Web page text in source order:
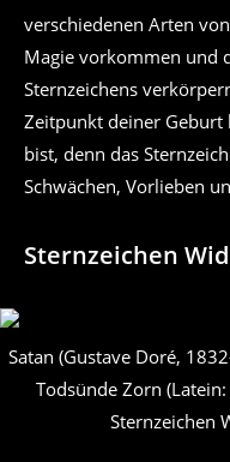
verschiedenen Arten
Magie vorkommen und
Sternzeichens
Zeitpunkt deiner Geburt
bist, denn das
Schwächen, Vorlieben
Sternzeichen
Satan (Gustave Doré,
Todsünde Zorn
Sternzeichen